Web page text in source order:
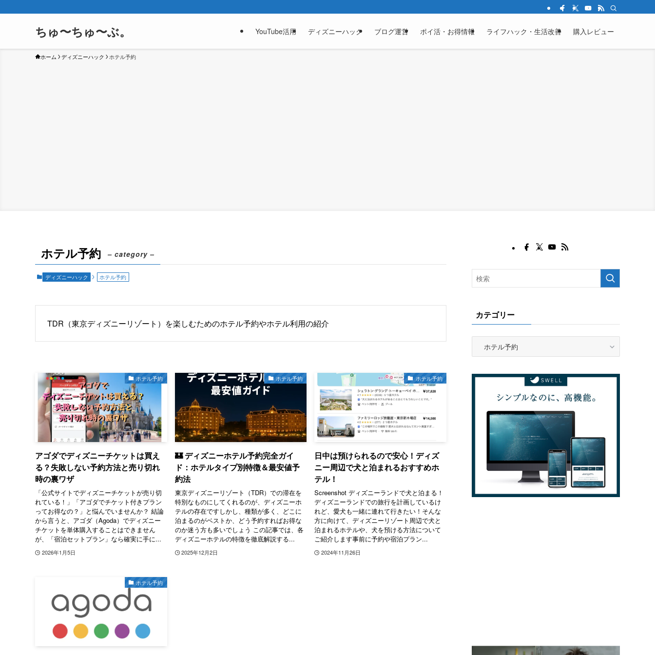
ちゅ〜ちゅ〜ぶ。 YouTube活用 ディズニーハック ブログ運営 ポイ活・お得情報 ライフハック・生活改善 購入レビュー
ホーム ディズニーハック ホテル予約
ホテル予約 – category –
ディズニーハック ホテル予約
TDR（東京ディズニーリゾート）を楽しむためのホテル予約やホテル利用の紹介
ホテル予約
アゴダでディズニーチケットは買え
る？失敗しない予約方法と売り切れ
時の裏ワザ
「公式サイトでディズニーチケットが売り切
れている！」「アゴダでチケット付きプラン
ってお得なの？」と悩んでいませんか？ 結論
から言うと、アゴダ（Agoda）でディズニー
チケットを単体購入することはできません
が、「宿泊セットプラン」なら確実に手に...
2026年1月5日
ホテル予約
🏰 ディズニーホテル予約完全ガイ
ド：ホテルタイプ別特徴＆最安値予
約法
東京ディズニーリゾート（TDR）での滞在を
特別なものにしてくれるのが、ディズニーホ
テルの存在ですしかし、種類が多く、どこに
泊まるのがベストか、どう予約すればお得な
のか迷う方も多いでしょう この記事では、各
ディズニーホテルの特徴を徹底解説する...
2025年12月2日
ホテル予約
日中は預けられるので安心！ディズ
ニー周辺で犬と泊まれるおすすめホ
テル！
Screenshot ディズニーランドで犬と泊まる！
ディズニーランドでの旅行を計画しているけ
れど、愛犬も一緒に連れて行きたい！そんな
方に向けて、ディズニーリゾート周辺で犬と
泊まれるホテルや、犬を預ける方法について
ご紹介します事前に予約や宿泊プラン...
2024年11月26日
ホテル予約
カテゴリー
リ